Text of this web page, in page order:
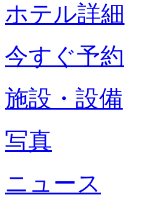
ホテル詳細
今すぐ予約
施設・設備
写真
ニュース